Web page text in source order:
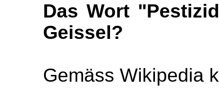
Das Wort
Geissel?
Gemäss Wikipedia